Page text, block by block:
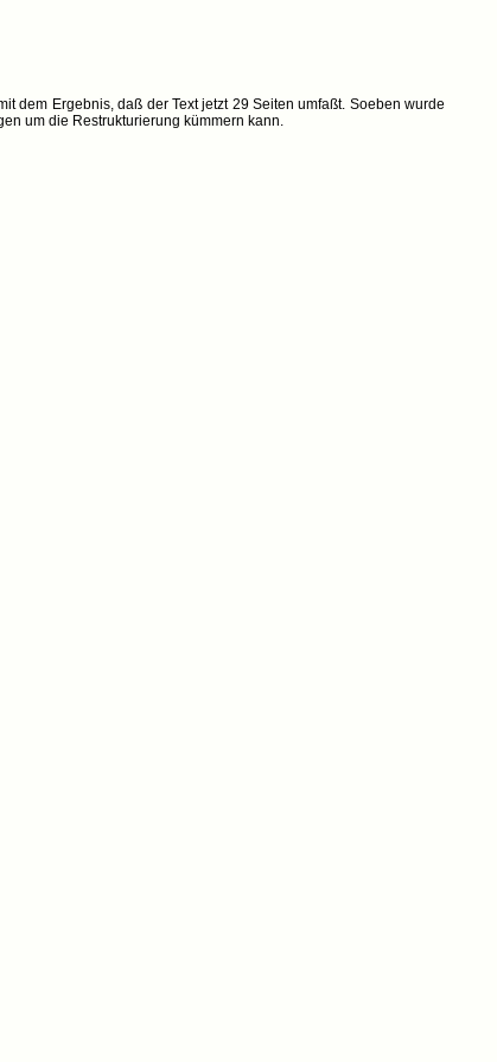
dem Ergebnis, daß der Text jetzt 29 Seiten umfaßt. Soeben wurde
um die Restrukturierung kümmern kann.